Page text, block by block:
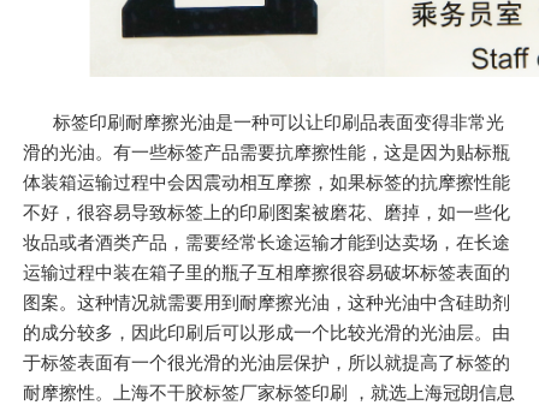
标签印刷耐摩擦光油是一种可以让印刷品表面变得非常光
滑的光油。有一些标签产品需要抗摩擦性能，这是因为贴标瓶
体装箱运输过程中会因震动相互摩擦，如果标签的抗摩擦性能
不好，很容易导致标签上的印刷图案被磨花、磨掉，如一些化
妆品或者酒类产品，需要经常长途运输才能到达卖场，在长途
运输过程中装在箱子里的瓶子互相摩擦很容易破坏标签表面的
图案。这种情况就需要用到耐摩擦光油，这种光油中含硅助剂
的成分较多，因此印刷后可以形成一个比较光滑的光油层。由
于标签表面有一个很光滑的光油层保护，所以就提高了标签的
耐摩擦性。上海不干胶标签厂家标签印刷 ，就选上海冠朗信息